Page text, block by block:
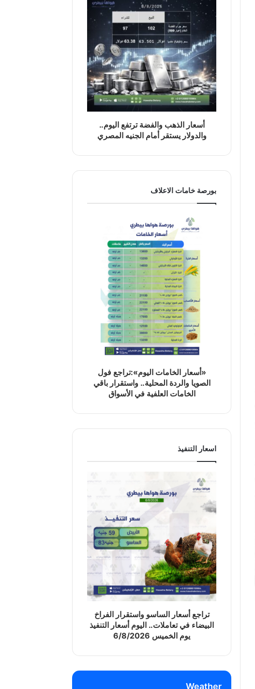
أسعار الذهب والفضة ترتفع اليوم..
والدولار يستقر أمام الجنيه المصري
بورصة خامات الاعلاف
«أسعار الخامات اليوم»:تراجع فول
الصويا والردة المحلية.. واستقرار باقي
الخامات العلفية في الأسواق
اسعار التنفيذ
تراجع أسعار الساسو واستقرار الفراخ
البيضاء في تعاملات.. اليوم أسعار التنفيذ
يوم الخميس 6/8/2026
Weather